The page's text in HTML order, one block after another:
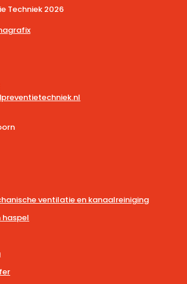
Techniek 2026
ventilatie en kanaalreiniging
haspel